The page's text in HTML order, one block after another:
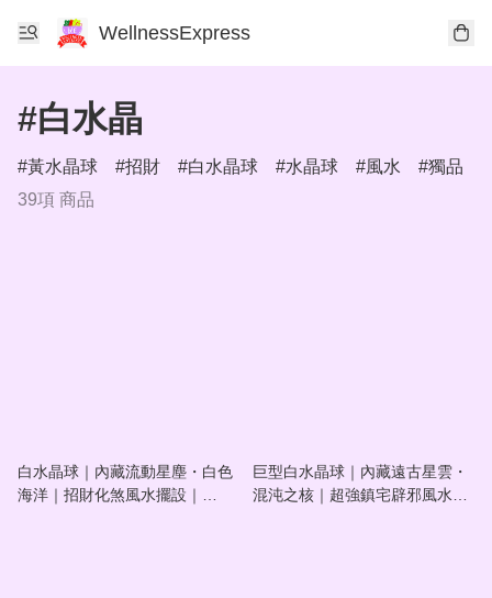
WellnessExpress
#白水晶
黃水晶球 招財 白水晶球 水晶球 風水 獨品
39項 商品
白水晶球｜內藏流動星塵・白色
海洋｜招財化煞風水擺設｜
巨型白水晶球｜內藏遠古星雲・
混沌之核｜超強鎮宅辟邪風水重